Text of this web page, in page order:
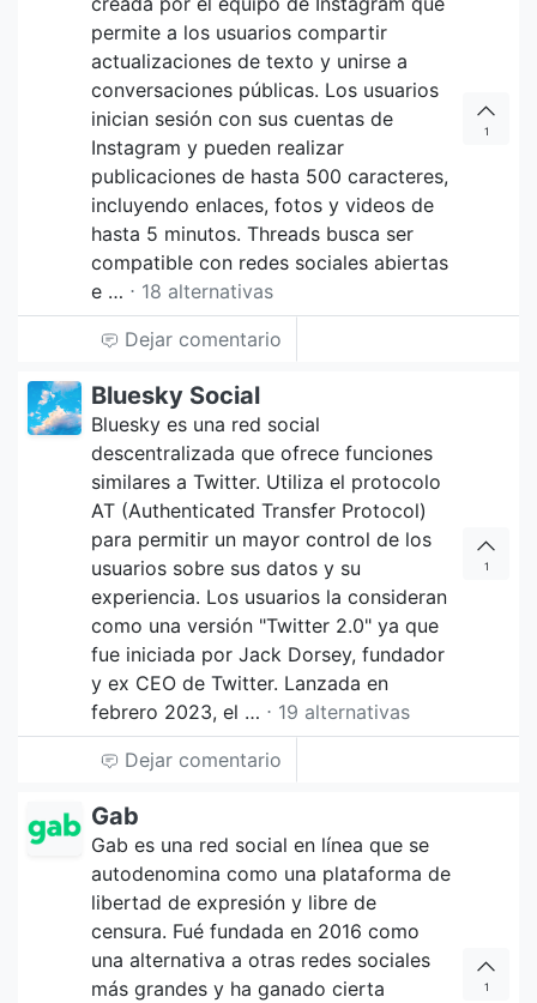
permite a los usuarios compartir
actualizaciones de texto y unirse a
conversaciones públicas. Los usuarios
inician sesión con sus cuentas de
Instagram y pueden realizar
publicaciones de hasta 500 caracteres,
incluyendo enlaces, fotos y videos de
hasta 5 minutos. Threads busca ser
compatible con redes sociales abiertas
e … ⋅ 18 alternativas
1
Dejar comentario
Bluesky Social
Bluesky es una red social
descentralizada que ofrece funciones
similares a Twitter. Utiliza el protocolo
AT (Authenticated Transfer Protocol)
para permitir un mayor control de los
usuarios sobre sus datos y su
experiencia. Los usuarios la consideran
como una versión "Twitter 2.0" ya que
fue iniciada por Jack Dorsey, fundador
y ex CEO de Twitter. Lanzada en
febrero 2023, el … ⋅ 19 alternativas
1
Dejar comentario
Gab
Gab es una red social en línea que se
autodenomina como una plataforma de
libertad de expresión y libre de
censura. Fué fundada en 2016 como
una alternativa a otras redes sociales
más grandes y ha ganado cierta
1